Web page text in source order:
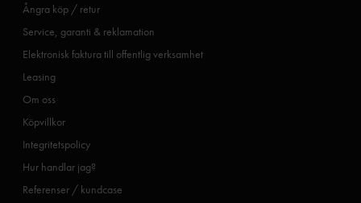
Ångra köp / retur
Service, garanti & reklamation
Elektronisk faktura till offentlig verksamhet
Leasing
Om oss
Köpvillkor
Integritetspolicy
Hur handlar jag?
Referenser / kundcase